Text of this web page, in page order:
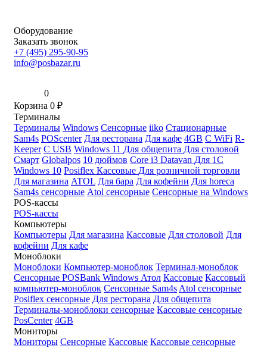
Оборудование
Заказать звонок
+7 (495) 295-90-95
info@posbazar.ru
0
Корзина 0 ₽
Терминалы
Терминалы Windows Сенсорные iiko Стационарные
Sam4s POScenter Для ресторана Для кафе 4GB С WiFi R-
Keeper С USB Windows 11 Для общепита Для столовой
Смарт Globalpos 10 дюймов Core i3 Datavan Для 1С
Windows 10 Posiflex Кассовые Для розничной торговли
Для магазина ATOL Для бара Для кофейни Для horeca
Sam4s сенсорные Atol сенсорные Сенсорные на Windows
POS-кассы
POS-кассы
Компьютеры
Компьютеры Для магазина Кассовые Для столовой Для
кофейни Для кафе
Моноблоки
Моноблоки Компьютер-моноблок Терминал-моноблок
Сенсорные POSBank Windows Атол Кассовые Кассовый
компьютер-моноблок Сенсорные Sam4s Atol сенсорные
Posiflex сенсорные Для ресторана Для общепита
Терминалы-моноблоки сенсорные Кассовые сенсорные
PosCenter 4GB
Мониторы
Мониторы Сенсорные Кассовые Кассовые сенсорные